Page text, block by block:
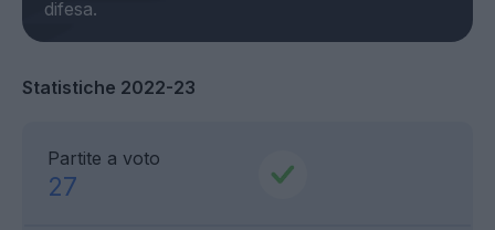
Statistiche 2022-23
Partite a voto
27